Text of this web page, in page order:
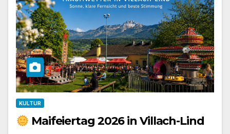
KULTUR
Maifeiertag 2026 in Villach-Lind